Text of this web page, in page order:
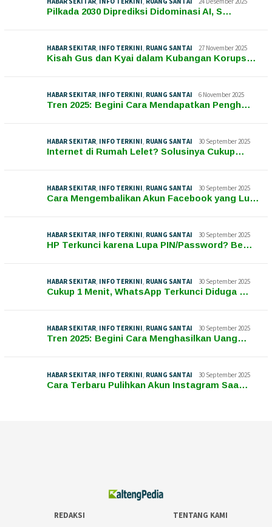
Pilkada 2030 Diprediksi Didominasi AI, S…
HABAR SEKITAR, INFO TERKINI, RUANG SANTAI 27 November 2025
Kisah Gus dan Kyai dalam Kubangan Korups…
HABAR SEKITAR, INFO TERKINI, RUANG SANTAI 6 November 2025
Tren 2025: Begini Cara Mendapatkan Pengh…
HABAR SEKITAR, INFO TERKINI, RUANG SANTAI 30 September 2025
Internet di Rumah Lelet? Solusinya Cukup…
HABAR SEKITAR, INFO TERKINI, RUANG SANTAI 30 September 2025
Cara Mengembalikan Akun Facebook yang Lu…
HABAR SEKITAR, INFO TERKINI, RUANG SANTAI 30 September 2025
HP Terkunci karena Lupa PIN/Password? Be…
HABAR SEKITAR, INFO TERKINI, RUANG SANTAI 30 September 2025
Cukup 1 Menit, WhatsApp Terkunci Diduga …
HABAR SEKITAR, INFO TERKINI, RUANG SANTAI 30 September 2025
Tren 2025: Begini Cara Menghasilkan Uang…
HABAR SEKITAR, INFO TERKINI, RUANG SANTAI 30 September 2025
Cara Terbaru Pulihkan Akun Instagram Saa…
REDAKSI TENTANG KAMI